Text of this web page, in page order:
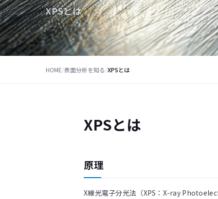
XPSとは
HOME/表面分析を知る/XPSとは
XPSとは
原理
X線光電子分光法（XPS：X-ray